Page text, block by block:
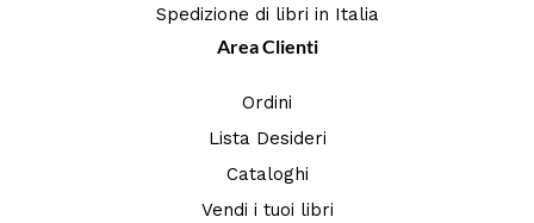
Spedizione di libri in Italia
Area Clienti
Ordini
Lista Desideri
Cataloghi
Vendi i tuoi libri